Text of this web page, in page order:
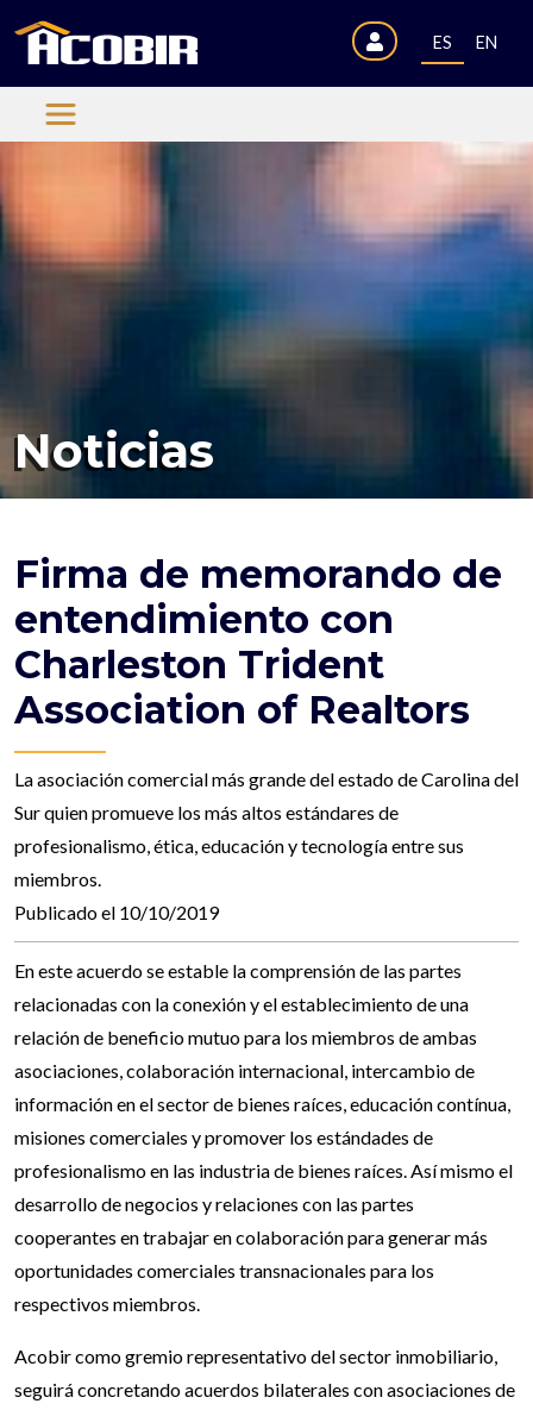
ES EN
Noticias
Firma de memorando de
entendimiento con
Charleston Trident
Association of Realtors
La asociación comercial más grande del estado de Carolina del
Sur quien promueve los más altos estándares de
profesionalismo, ética, educación y tecnología entre sus
miembros.
Publicado el 10/10/2019
En este acuerdo se estable la comprensión de las partes
relacionadas con la conexión y el establecimiento de una
relación de beneficio mutuo para los miembros de ambas
asociaciones, colaboración internacional, intercambio de
información en el sector de bienes raíces, educación contínua,
misiones comerciales y promover los estándades de
profesionalismo en las industria de bienes raíces. Así mismo el
desarrollo de negocios y relaciones con las partes
cooperantes en trabajar en colaboración para generar más
oportunidades comerciales transnacionales para los
respectivos miembros.
Acobir como gremio representativo del sector inmobiliario,
seguirá concretando acuerdos bilaterales con asociaciones de